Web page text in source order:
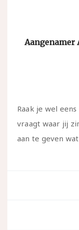
Aangenamer
Raak je wel
vraagt waar jij
aan te geven